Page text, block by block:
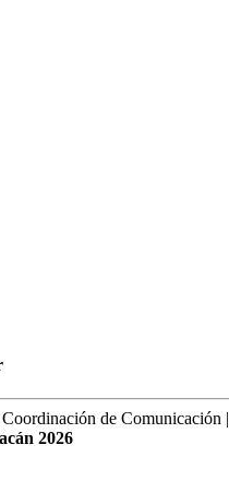
de Comunicación |
2026